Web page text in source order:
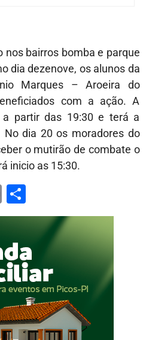
nos bairros bomba e parque
dia dezenove, os alunos da
Marques – Aroeira do
com a ação. A
a partir das 19:30 e terá a
dia 20 os moradores do
o mutirão de combate o
inicio as 15:30.
PrintShare